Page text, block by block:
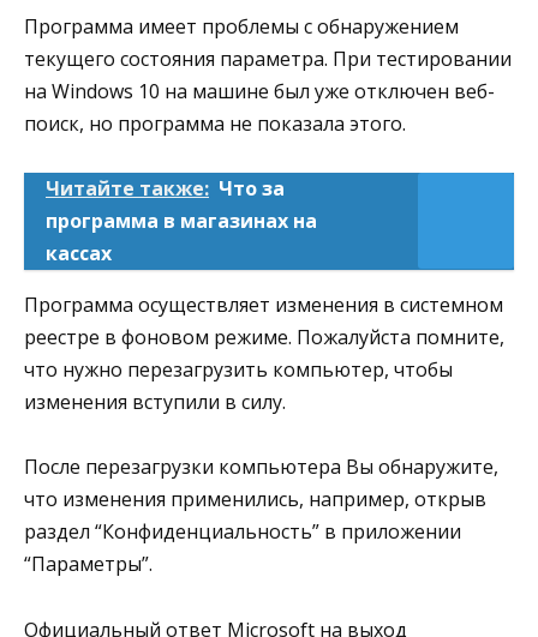
Программа имеет проблемы с обнаружением
текущего состояния параметра. При тестировании
на Windows 10 на машине был уже отключен веб-
поиск, но программа не показала этого.
Читайте также: Что за
программа в магазинах на
кассах
Программа осуществляет изменения в системном
реестре в фоновом режиме. Пожалуйста помните,
что нужно перезагрузить компьютер, чтобы
изменения вступили в силу.
После перезагрузки компьютера Вы обнаружите,
что изменения применились, например, открыв
раздел “Конфиденциальность” в приложении
“Параметры”.
Официальный ответ Microsoft на выход